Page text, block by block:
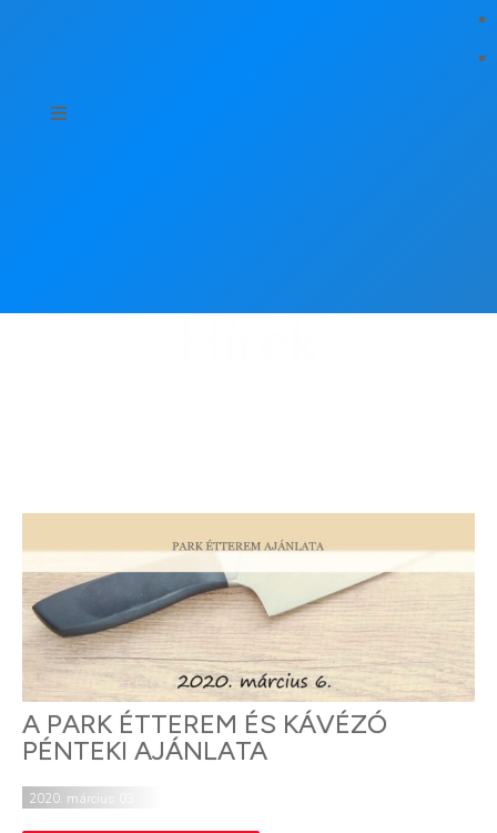
A PARK ÉTTEREM ÉS KÁVÉZÓ
PÉNTEKI AJÁNLATA
2020. március 03.